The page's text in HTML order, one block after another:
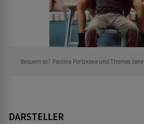
Bequem so? Paulina Porizkova und Thomas Jane
DARSTELLER